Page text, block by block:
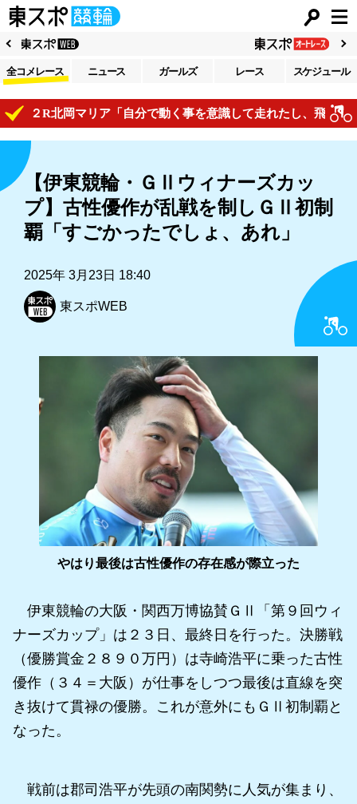
全コメレース ニュース ガールズ レース スケジュール
R北岡マリア「自分で動く事を意識して走れたし、飛び付けて
【伊東競輪・ＧⅡウィナーズカッ
プ】古性優作が乱戦を制しＧⅡ初制
覇「すごかったでしょ、あれ」
2025年 3月23日 18:40
東スポWEB
やはり最後は古性優作の存在感が際立った
伊東競輪の大阪・関西万博協賛ＧⅡ「第９回ウィ
ナーズカップ」は２３日、最終日を行った。決勝戦
（優勝賞金２８９０万円）は寺崎浩平に乗った古性
優作（３４＝大阪）が仕事をしつつ最後は直線を突
き抜けて貫禄の優勝。これが意外にもＧⅡ初制覇と
なった。
戦前は郡司浩平が先頭の南関勢に人気が集まり、